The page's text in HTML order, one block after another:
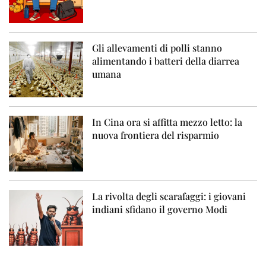
Gli allevamenti di polli stanno
alimentando i batteri della diarrea
umana
In Cina ora si affitta mezzo letto: la
nuova frontiera del risparmio
La rivolta degli scarafaggi: i giovani
indiani sfidano il governo Modi